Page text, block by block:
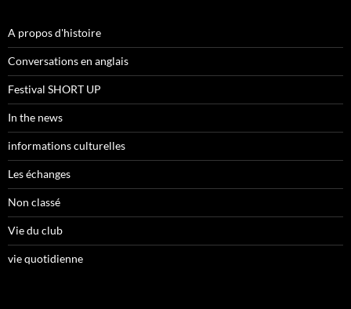
A propos d'histoire
Conversations en anglais
Festival SHORT UP
In the news
informations culturelles
Les échanges
Non classé
Vie du club
vie quotidienne